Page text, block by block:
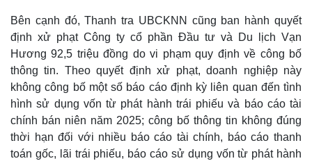
Bên cạnh đó, Thanh tra UBCKNN cũng ban hành quyết
định xử phạt Công ty cổ phần Đầu tư và Du lịch Vạn
Hương 92,5 triệu đồng do vi phạm quy định về công bố
thông tin. Theo quyết định xử phạt, doanh nghiệp này
không công bố một số báo cáo định kỳ liên quan đến tình
hình sử dụng vốn từ phát hành trái phiếu và báo cáo tài
chính bán niên năm 2025; công bố thông tin không đúng
thời hạn đối với nhiều báo cáo tài chính, báo cáo thanh
toán gốc, lãi trái phiếu, báo cáo sử dụng vốn từ phát hành